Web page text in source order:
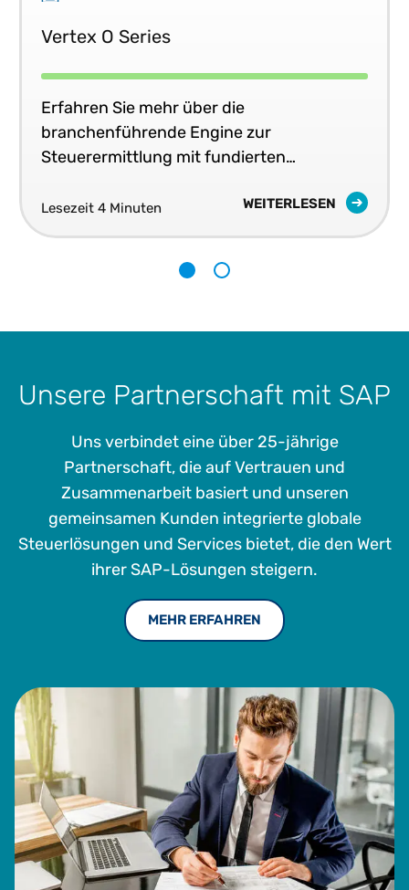
Vertex O Series
Erfahren Sie mehr über die
branchenführende Engine zur
Steuerermittlung mit fundierten
Lesezeit 4 Minuten WEITERLESEN
Unsere Partnerschaft mit SAP
Uns verbindet eine über 25-jährige
Partnerschaft, die auf Vertrauen und
Zusammenarbeit basiert und unseren
gemeinsamen Kunden integrierte globale
Steuerlösungen und Services bietet, die den Wert
ihrer SAP-Lösungen steigern.
MEHR ERFAHREN